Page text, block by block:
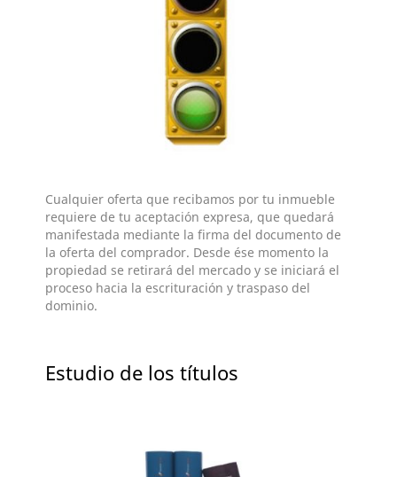
Cualquier oferta que recibamos por tu inmueble
requiere de tu aceptación expresa, que quedará
manifestada mediante la firma del documento de
la oferta del comprador. Desde ése momento la
propiedad se retirará del mercado y se iniciará el
proceso hacia la escrituración y traspaso del
dominio.
Estudio de los títulos